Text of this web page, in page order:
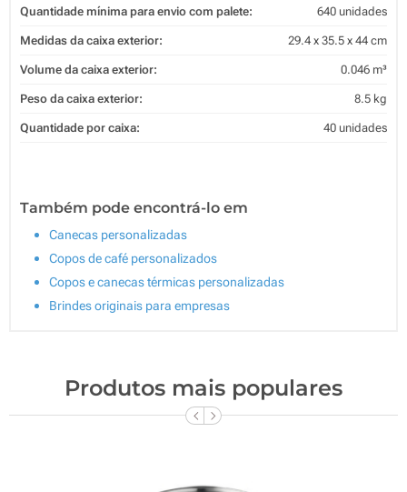
Quantidade mínima para envio com palete: 640 unidades
Medidas da caixa exterior: 29.4 x 35.5 x 44 cm
Volume da caixa exterior: 0.046 m³
Peso da caixa exterior: 8.5 kg
Quantidade por caixa: 40 unidades
Também pode encontrá-lo em
Canecas personalizadas
Copos de café personalizados
Copos e canecas térmicas personalizadas
Brindes originais para empresas
Produtos mais populares